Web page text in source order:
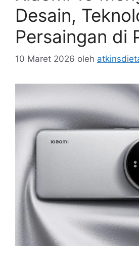
Desain,
Persaingan di
10 Maret 2026 oleh